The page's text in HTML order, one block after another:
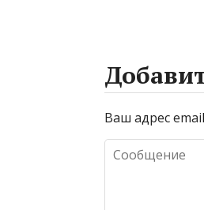
Ваш адрес